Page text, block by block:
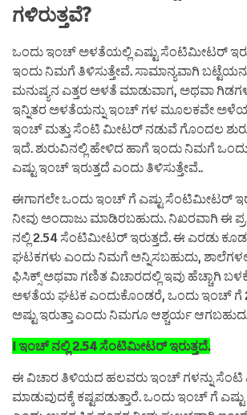
ಗಳಿರುತ್ತವೆ?
ಒಂದು ಇಂಚ್ ಅಳತೆಯಲ್ಲಿ ಎಷ್ಟು ಸೆಂಟಿಮೀಟರ್
ಇಂದು ನಿಮಗೆ ತಿಳಿಸುತ್ತೇವೆ. ಸಾಮಾನ್ಯವಾಗಿ
ಮನುಷ್ಯನ ಎತ್ತರ ಅಳತೆ ಮಾಡುವಾಗ, ಅಥವಾ
ಇನ್ನಿತರ ಅಳತೆಯನ್ನು ಇಂಚ್ ಗಳ ಮೂಲಕವೇ
ಇಂಚ್ ಮತ್ತು ಸೆಂಟಿ ಮೀಟರ್ ನಡುವೆ ಗೊಂದಲ
ಇದೆ. ಶುರುವಿನಲ್ಲಿ ಹೇಳಿದ ಹಾಗೆ ಇಂದು ನಿಮಗೆ
ಎಷ್ಟು ಇಂಚ್ ಇರುತ್ತದೆ ಎಂದು ತಿಳಿಸುತ್ತೇವೆ..
ಈಗಾಗಲೇ ಒಂದು ಇಂಚ್ ಗೆ ಎಷ್ಟು ಸೆಂಟಿಮೀಟರ್
ನೀವು ಅಂದಾಜು ಮಾಡಿರಬಹುದು. ನಿಖರವಾಗಿ ಈ
ನಲ್ಲಿ 2.54 ಸೆಂಟಿಮೀಟರ್ ಇರುತ್ತದೆ. ಈ ಎರಡು
ಘಟಕಗಳು ಎಂದು ನಿಮಗೆ ಅನ್ನಿಸಬಹುದು,
ಫಿಸಿಕ್ಸ್ ಅಥವಾ ಗಣಿತ ವಿಚಾರದಲ್ಲಿ ಇವು ಹೆಚ್ಚಾಗಿ
ಅಳತೆಯ ಘಟಕ ಎಂದುಕೊಂಡರೆ, ಒಂದು ಇಂಚ್ ಗೆ
ಅಷ್ಟು ಇರುತ್ತಾ ಎಂದು ನಿಮಗೂ ಆಶ್ಚರ್ಯ
1 ಇಂಚ್ ನಲ್ಲಿ 2.54 ಸೆಂಟಿಮೀಟರ್ ಇರುತ್ತದೆ.
ಈ ವಿಚಾರ ತಿಳಿಯದ ಹಲವರು ಇಂಚ್ ಗಳನ್ನು ಸೆಂಟಿ
ಮಾಡುವುದಕ್ಕೆ ಕಷ್ಟಪಡುತ್ತಾರೆ. ಒಂದು ಇಂಚ್ ಗೆ